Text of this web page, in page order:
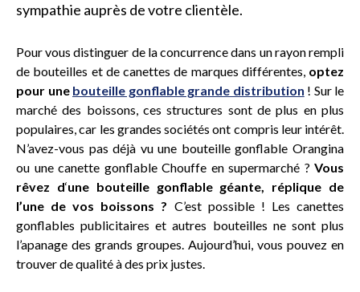
sympathie auprès de votre clientèle.
Pour vous distinguer de la concurrence dans un rayon rempli
de bouteilles et de canettes de marques différentes, optez
pour une bouteille gonflable grande distribution ! Sur le
marché des boissons, ces structures sont de plus en plus
populaires, car les grandes sociétés ont compris leur intérêt.
N’avez-vous pas déjà vu une bouteille gonflable Orangina
ou une canette gonflable Chouffe en supermarché ? Vous
rêvez d‘une bouteille gonflable géante, réplique de
l’une de vos boissons ? C’est possible ! Les canettes
gonflables publicitaires et autres bouteilles ne sont plus
l’apanage des grands groupes. Aujourd’hui, vous pouvez en
trouver de qualité à des prix justes.